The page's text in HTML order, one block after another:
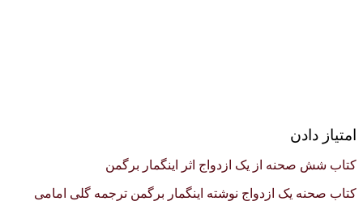
امتیاز دادن
کتاب شش صحنه از یک ازدواج اثر اینگمار برگمن
کتاب صحنه یک ازدواج نوشته اینگمار برگمن ترجمه گلی امامی